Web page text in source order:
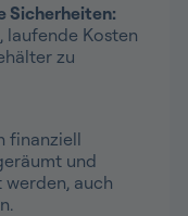
Sicherheiten:
laufende Kosten
zu
finanziell
und
auch